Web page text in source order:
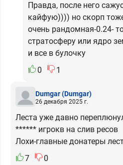
Правда, после него
кайфую)))) но скорп
очень рандомная-0.24-
стратосферу или ядро
и все в булочку
0
1
Dumgar(Dumgar)
26 декабря 2025 г.
Леста уже давно
****** игрокв на слив ресов
Лохи-главные донатеры
7
0